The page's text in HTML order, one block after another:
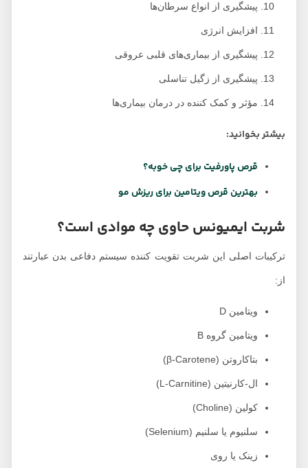
پیشگیری از انواع سرطان‌ها
افزایش انرژی
پیشگیری از بیماری‌های قلبی عروقی
پیشگیری از زگیل تناسلی
مؤثر و کمک کننده در درمان بیماری‌ها
بیشتر بخوانید:
قرص پاورفیت برای چی خوبه؟
بهترین قرص ویتامین برای ریزش مو
شربت ایمیونس حاوی چه موادی است؟
ترکیبات اصلی این شربت تقویت کننده سیستم دفاعی بدن عبارتند
ویتامین D
ویتامین گروه B
بتاکاروتن (β-Carotene)
ال-کارنیتین (L-Carnitine)
کولین (Choline)
سلنیوم یا سلنیم (Selenium)
زینک یا روی